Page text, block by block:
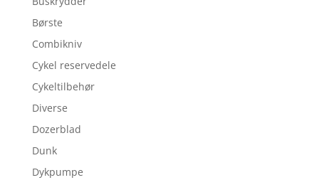
Børste
Combikniv
Cykel reservedele
Cykeltilbehør
Diverse
Dozerblad
Dunk
Dykpumpe